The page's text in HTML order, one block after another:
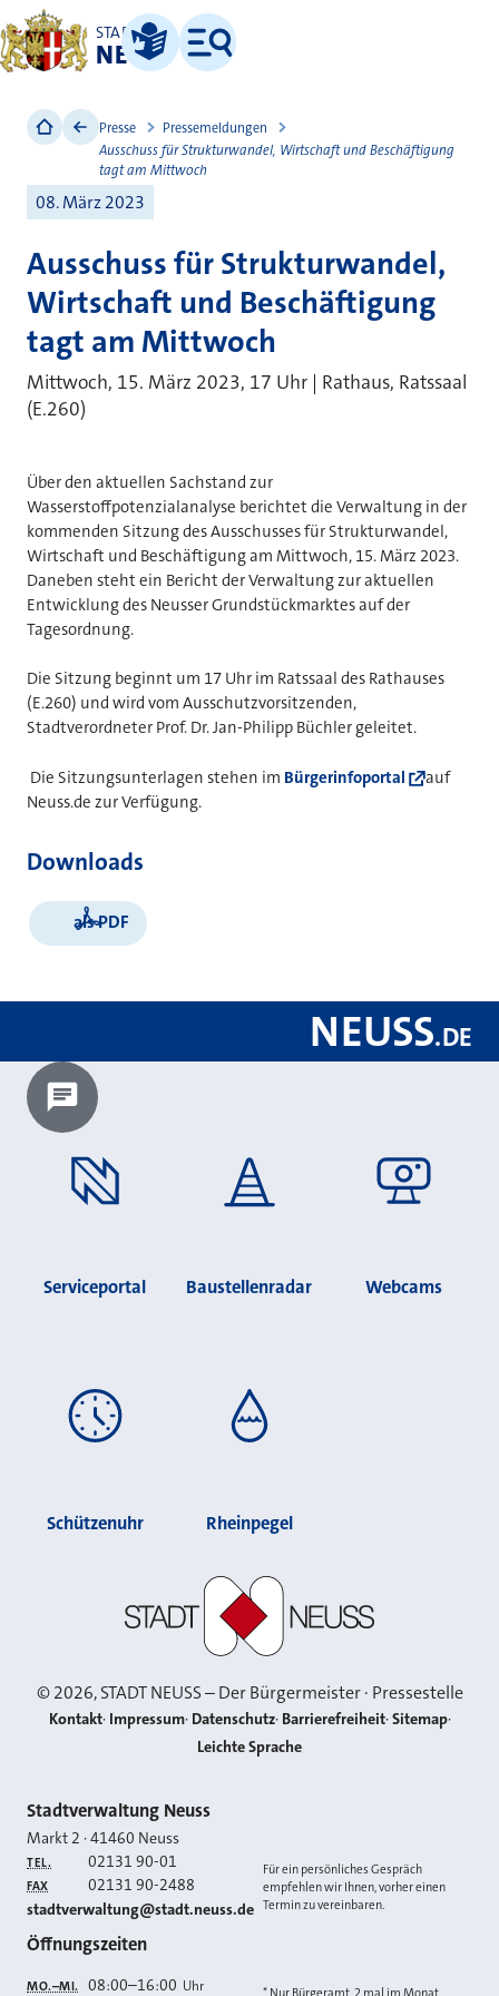
STADT
NEUSS
Leichte Sprache
Menü
Presse
Pressemeldungen
Ausschuss für Strukturwandel, Wirtschaft und Beschäftigung
tagt am Mittwoch
08. März 2023
Ausschuss für Strukturwandel,
Wirtschaft und Beschäftigung
tagt am Mittwoch
Mittwoch, 15. März 2023, 17 Uhr | Rathaus, Ratssaal
(E.260)
Über den aktuellen Sachstand zur
Wasserstoffpotenzialanalyse berichtet die Verwaltung in der
kommenden Sitzung des Ausschusses für Strukturwandel,
Wirtschaft und Beschäftigung am Mittwoch, 15. März 2023.
Daneben steht ein Bericht der Verwaltung zur aktuellen
Entwicklung des Neusser Grundstückmarktes auf der
Tagesordnung.
Die Sitzung beginnt um 17 Uhr im Ratssaal des Rathauses
(E.260) und wird vom Ausschutzvorsitzenden,
Stadtverordneter Prof. Dr. Jan-Philipp Büchler geleitet.
Die Sitzungsunterlagen stehen im Bürgerinfoportal
auf
Neuss.de zur Verfügung.
Downloads
als PDF
NEUSS.DE
Chatbot laden?
Serviceportal Baustellenradar Webcams
Schützenuhr Rheinpegel
©2026, STADT NEUSS – Der Bürgermeister · Pressestelle
Kontakt Impressum Datenschutz Barrierefreiheit Sitemap
Leichte Sprache
Kontakt
Stadtverwaltung Neuss
Markt 2 ·41460 Neuss
TEL. 02131 90-01
FAX 02131 90-2488
E-MAIL
stadtverwaltung@stadt.neuss.de
Für ein persönliches Gespräch
empfehlen wir Ihnen, vorher einen
Termin zu vereinbaren.
Öffnungszeiten
MO.–MI. 08:00–16:00 Uhr